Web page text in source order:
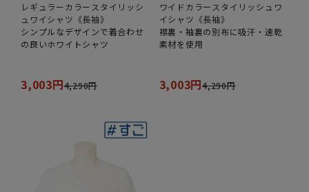
レギュラーカラースタイリッシ
ュワイシャツ《長袖》
シンプルなデザインで着合わせ
の良いホワイトシャツ
3,003円4,290円
ワイドカラースタイリッシュワ
イシャツ《長袖》
襟裏・袖裏の別布に吸汗・速乾
素材を使用
3,003円4,290円